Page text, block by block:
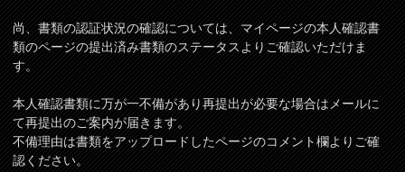
尚、書類の認証状況の確認については、マイページの本人確認書
類のページの提出済み書類のステータスよりご確認いただけま
す。
本人確認書類に万が一不備があり再提出が必要な場合はメールに
て再提出のご案内が届きます。
不備理由は書類をアップロードしたページのコメント欄よりご確
認ください。